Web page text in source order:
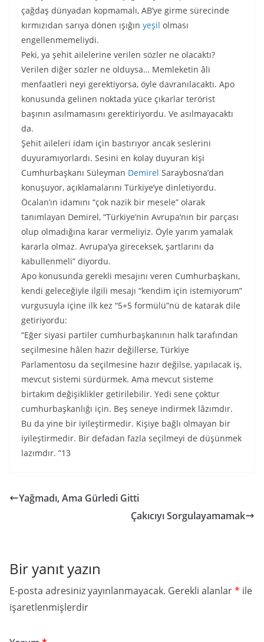
çağdaş dünyadan kopmamalı, AB’ye girme sürecinde
kırmızıdan sarıya dönen ışığın yeşil olması
engellenmemeliydi.
Peki, ya şehit ailelerine verilen sözler ne olacaktı?
Verilen diğer sözler ne olduysa… Memleketin âli
menfaatleri neyi gerektiyorsa, öyle davranılacaktı. Apo
konusunda gelinen noktada yüce çıkarlar terörist
başının asılmamasını gerektiriyordu. Ve asılmayacaktı
da.
Şehit aileleri idam için bastırıyor ancak seslerini
duyuramıyorlardı. Sesini en kolay duyuran kişi
Cumhurbaşkanı Süleyman Demirel Saraybosna’dan
konuşuyor, açıklamalarını Türkiye’ye dinletiyordu.
Öcalan’ın idamını “çok nazik bir mesele” olarak
tanımlayan Demirel, “Türkiye’nin Avrupa’nın bir parçası
olup olmadığına karar vermeliyiz. Öyle yarım yamalak
kararla olmaz. Avrupa’ya gireceksek, şartlarını da
kabullenmeli” diyordu.
Apo konusunda gerekli mesajını veren Cumhurbaşkanı,
kendi geleceğiyle ilgili mesajı “kendim için istemiyorum”
vurgusuyla içine ilk kez “5+5 formülü”nü de katarak dile
getiriyordu:
“Eğer siyasi partiler cumhurbaşkanının halk tarafından
seçilmesine hâlen hazır değillerse, Türkiye
Parlamentosu da seçilmesine hazır değilse, yapılacak iş,
mevcut sistemi sürdürmek. Ama mevcut sisteme
birtakım değişiklikler getirilebilir. Yedi sene çoktur
cumhurbaşkanlığı için. Beş seneye indirmek lâzımdır.
Bu da yine bir iyileştirmedir. Kişiye bağlı olmayan bir
iyileştirmedir. Bir defadan fazla seçilmeyi de düşünmek
lazımdır. ”13
Yağmadı, Ama Gürledi Gitti
Çakıcıyı Sorgulayamamak
Bir yanıt yazın
E-posta adresiniz yayınlanmayacak. Gerekli alanlar* ile
işaretlenmişlerdir